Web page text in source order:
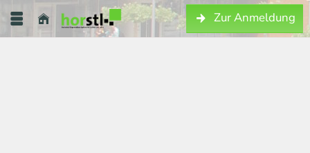
Zur Anmeldung